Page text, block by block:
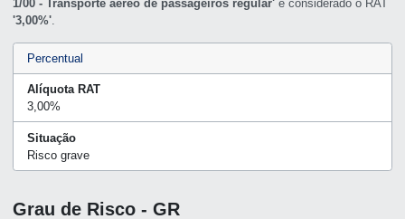
1/00 - Transporte aéreo de passageiros regular' é considerado o RAT
'3,00%'.
Percentual
Alíquota RAT
3,00%
Situação
Risco grave
Grau de Risco - GR